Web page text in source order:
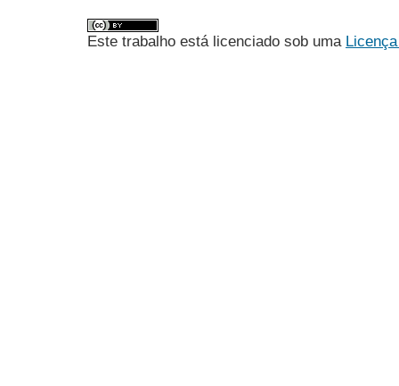
Este trabalho está licenciado sob uma